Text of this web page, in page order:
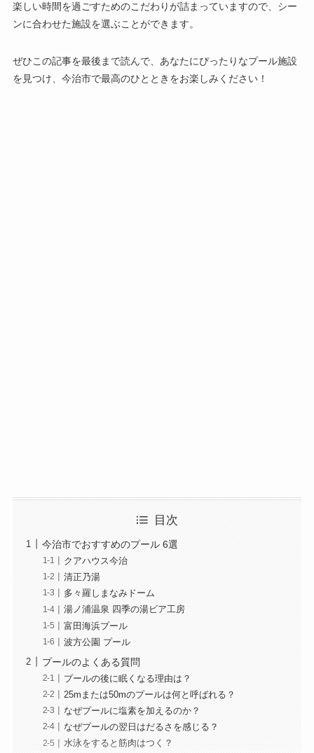
楽しい時間を過ごすためのこだわりが詰まっていますので、シー
ンに合わせた施設を選ぶことができます。
ぜひこの記事を最後まで読んで、あなたにぴったりなプール施設
を見つけ、今治市で最高のひとときをお楽しみください！
目次
今治市でおすすめのプール 6選
クアハウス今治
清正乃湯
多々羅しまなみドーム
湯ノ浦温泉 四季の湯ビア工房
富田海浜プール
波方公園 プール
プールのよくある質問
プールの後に眠くなる理由は？
25mまたは50mのプールは何と呼ばれる？
なぜプールに塩素を加えるのか？
なぜプールの翌日はだるさを感じる？
水泳をすると筋肉はつく？